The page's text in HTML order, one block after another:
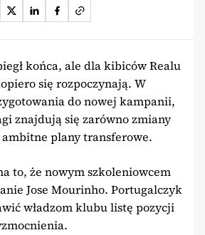
końca, ale dla kibiców Realu
się rozpoczynają. W
do nowej kampanii,
znajdują się zarówno zmiany
plany transferowe.
to, że nowym szkoleniowcem
Jose Mourinho. Portugalczyk
władzom klubu listę pozycji